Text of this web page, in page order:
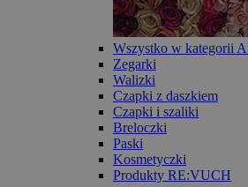
Wszystko w kategorii
Zegarki
Walizki
Czapki z daszkiem
Czapki i szaliki
Breloczki
Paski
Kosmetyczki
Produkty RE:VUCH